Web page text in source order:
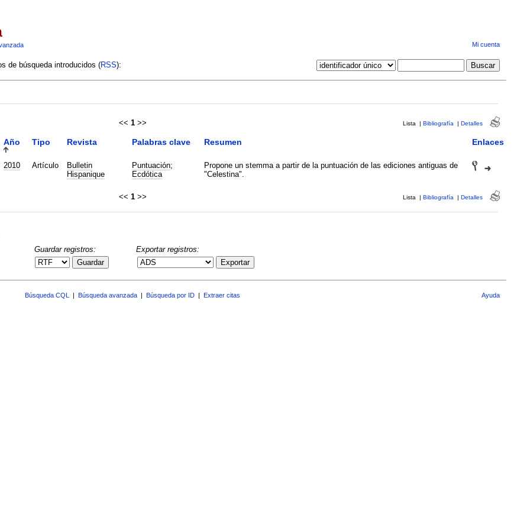
Mi cuenta
de búsqueda introducidos (RSS):
<< 1 >> Lista | Bibliografía | Detalles
Año Tipo Revista Palabras clave Resumen Enlaces
2010 Artículo
Bulletin
Hispanique
Puntuación;
Ecdótica
Propone un stemma a partir de la puntuación de las ediciones antiguas de
"Celestina".
<< 1 >> Lista | Bibliografía | Detalles
Guardar registros:
Guardar
Exportar registros:
Exportar
Búsqueda CQL Búsqueda avanzada Búsqueda por ID Extraer citas Ayuda